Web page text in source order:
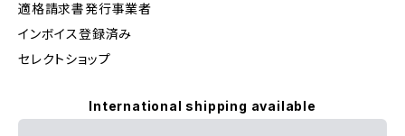
適格請求書発行事業者
インボイス登録済み
セレクトショップ
International shipping available